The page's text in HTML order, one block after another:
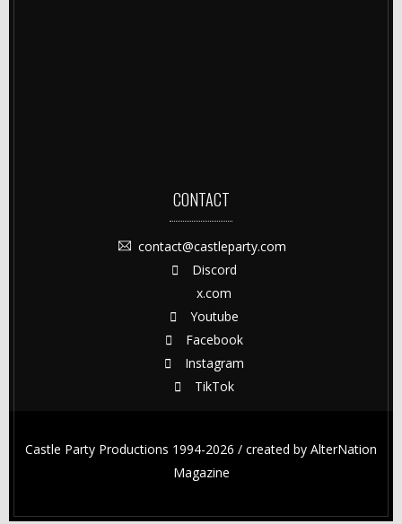
CONTACT
contact@castleparty.com
Discord
x.com
Youtube
Facebook
Instagram
TikTok
Castle Party Productions 1994-2026 / created by AlterNation
Magazine